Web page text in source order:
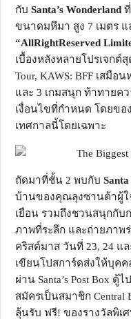
กับSanta’s Wonderland
ขนาดมหึมา สูง 7 เมตร
“AllRightReserved
เบื้องหลังหลายโปรเจกต์สุ
Tour, KAWS: BFF เสมื
และ 3 เกมสนุก ท้าทายค
เงื่อนไขที่กำหนด โดยขอ
เทศกาลนี้โดยเฉพาะ
ถัดมาที่ชั้น 2 พบกับ
บ้านของคุณลุงซานต้าผู้
เยือน รวมถึงชวนสนุกกับ
ภาพที่ระลึก และถ่ายภา
คริสต์มาส วันที่ 23, 24 แ
เขียนโปสการ์ดส่งให้บุคค
ผ่าน Santa’s Post Box
สมัครเป็นสมาชิก Central
ลุ้นรับ ฟรี! ของรางวัลพิเ